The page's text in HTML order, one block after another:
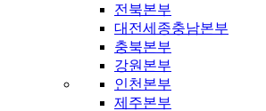
전북본부
대전세종충남본부
충북본부
강원본부
인천본부
제주본부